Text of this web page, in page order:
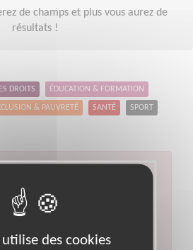
de champs et plus vous aurez de
résultats !
DROITS ÉDUCATION & FORMATION
& PAUVRETÉ SANTÉ SPORT
pour votre
recherche
Gestion financière et comptable
:74Ville :Annecy
utilise des cookies